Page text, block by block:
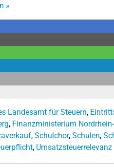
»
Landesamt für Steuern,
, Finanzministerium
, Schulchor, Schulen,
, Umsatzsteuerrelevanz